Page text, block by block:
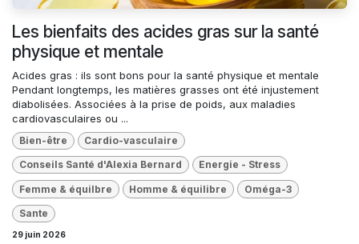
Les bienfaits des acides gras sur la santé
physique et mentale
Acides gras : ils sont bons pour la santé physique et mentale
Pendant longtemps, les matières grasses ont été injustement
diabolisées. Associées à la prise de poids, aux maladies
cardiovasculaires ou ...
Bien-être Cardio-vasculaire
Conseils Santé d'Alexia Bernard Energie - Stress
Femme & équilbre Homme & équilibre Oméga-3
Sante
29 juin 2026